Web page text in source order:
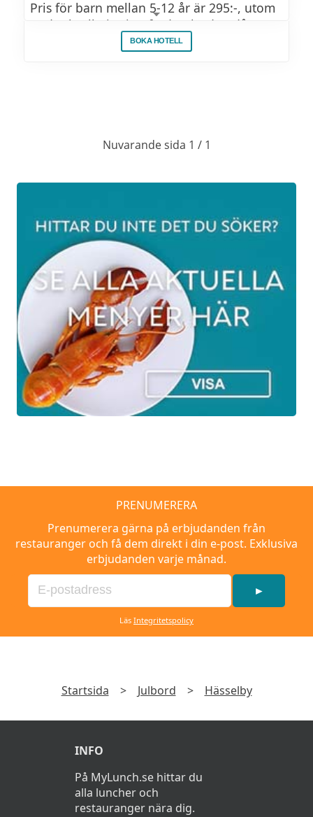
Pris för barn mellan 5-12 år är 295:-, utom
under kvällssittning fredag-lördag då
Senapssill
Farfars Sill på matjes
Pepparrot och lingonsill
Matjessill
Sillsallad
Årets sill: Västerbottensill smaksatt med OP
Anderson snaps
Roslags Strömming
Rödlök
Fisk och skaldjur
Kallrökt lax
Varmrökt lax
Fläder och enbärsgravad lax
Ägghalvor med skagenröra
Ägghalvor med sikrom creme
BOKA HOTELL
Nuvarande sida 1 / 1
PRENUMERERA
Prenumerera gärna på erbjudanden från
restauranger och få dem direkt i din e-post. Exklusiva
erbjudanden varje månad.
►
Läs Integritetspolicy
Startsida > Julbord > Hässelby
INFO
På MyLunch.se hittar du
alla luncher och
restauranger nära dig.